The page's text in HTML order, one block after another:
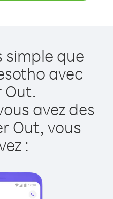
simple que
avec
Out.
avez des
Out, vous
: